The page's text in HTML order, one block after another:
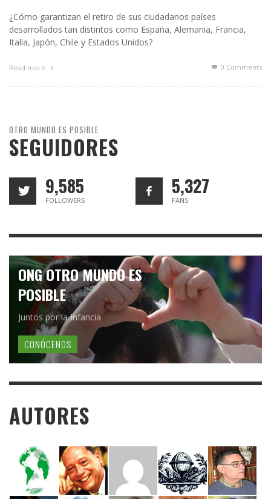
¿Cómo garantizan el retiro de sus ciudadanos países
desarrollados tan distintos como España, Alemania, Francia,
Italia, Japón, Chile y Estados Unidos?
Read more 0 Comments
OTRO MUNDO ES POSIBLE
SEGUIDORES
9,585
FOLLOWERS
5,327
FANS
ONG OTRO MUNDO ES
POSIBLE
Juntos por la Infancia
CONÓCENOS
AUTORES